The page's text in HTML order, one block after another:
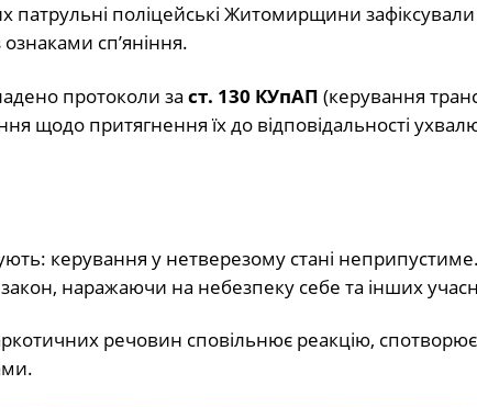
патрульні поліцейські Житомирщини зафіксували
сп’яніння.
протоколи за ст. 130 КУпАП (керування
щодо притягнення їх до відповідальності
керування у нетверезому стані
наражаючи на небезпеку себе та інших
речовин сповільнює реакцію,